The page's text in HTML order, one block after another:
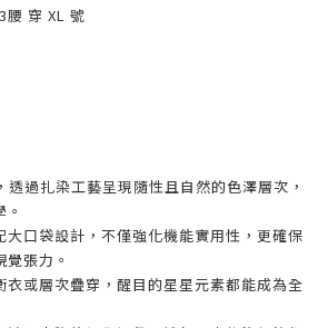
穿 XL 號
過扎染工藝呈現隨性且自然的色澤層次，
大口袋設計，不僅強化機能實用性，更確保
張力。
衣或層次疊穿，醒目的星星元素都能成為全